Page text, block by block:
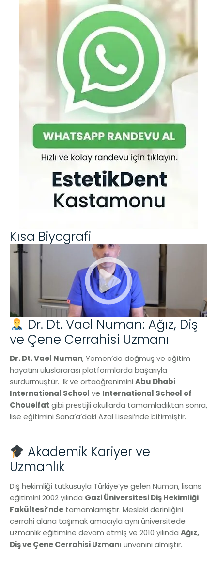
Kısa Biyografi
Dr. Dt. Vael Numan: Ağız, Diş
ve Çene Cerrahisi Uzmanı
Dr. Dt. Vael Numan, Yemen’de doğmuş ve eğitim
hayatını uluslararası platformlarda başarıyla
sürdürmüştür. İlk ve ortaöğrenimini Abu Dhabi
International School ve International School of
Choueifat gibi prestijli okullarda tamamladıktan sonra,
lise eğitimini Sana’a’daki Azal Lisesi’nde bitirmiştir.
Akademik Kariyer ve
Uzmanlık
Diş hekimliği tutkusuyla Türkiye’ye gelen Numan, lisans
eğitimini 2002 yılında Gazi Üniversitesi Diş Hekimliği
Fakültesi’nde tamamlamıştır. Mesleki derinliğini
cerrahi alana taşımak amacıyla aynı üniversitede
uzmanlık eğitimine devam etmiş ve 2010 yılında Ağız,
Diş ve Çene Cerrahisi Uzmanı unvanını almıştır.